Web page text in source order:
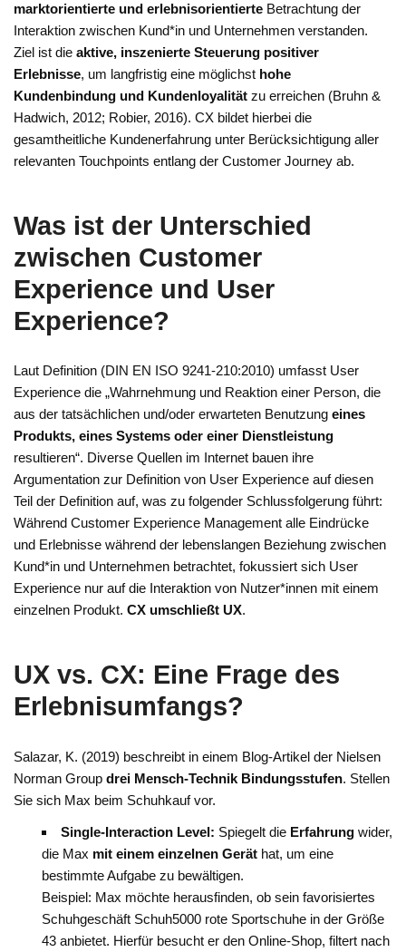
marktorientierte und erlebnisorientierte Betrachtung der
Interaktion zwischen Kund*in und Unternehmen verstanden.
Ziel ist dieaktive, inszenierte Steuerung positiver
Erlebnisse, um langfristig eine möglichst hohe
Kundenbindung und Kundenloyalitätzu erreichen (Bruhn &
Hadwich, 2012; Robier, 2016). CX bildet hierbei die
gesamtheitliche Kundenerfahrung unter Berücksichtigung aller
relevanten Touchpoints entlang der Customer Journey ab.
Was ist der Unterschied
zwischen Customer
Experience und User
Experience?
Laut Definition (DIN EN ISO 9241-210:2010) umfasst User
Experience die „Wahrnehmung und Reaktion einer Person, die
aus der tatsächlichen und/oder erwarteten Benutzungeines
Produkts, eines Systems oder einer Dienstleistung
resultieren“. Diverse Quellen im Internet bauen ihre
Argumentation zur Definition von User Experience auf diesen
Teil der Definition auf, was zu folgender Schlussfolgerung führt:
Während Customer Experience Management alle Eindrücke
und Erlebnisse während der lebenslangen Beziehung zwischen
Kund*in und Unternehmen betrachtet, fokussiert sich User
Experience nur auf die Interaktion von Nutzer*innen mit einem
einzelnen Produkt.CX umschließt UX.
UX vs. CX: Eine Frage des
Erlebnisumfangs?
Salazar, K. (2019) beschreibt in einem Blog-Artikel der Nielsen
Norman Groupdrei Mensch-Technik Bindungsstufen. Stellen
Sie sich Max beim Schuhkauf vor.
Single-Interaction Level: Spiegelt die Erfahrung wider,
die Max mit einem einzelnen Geräthat, um eine
bestimmte Aufgabe zu bewältigen.
Beispiel: Max möchte herausfinden, ob sein favorisiertes
Schuhgeschäft Schuh5000 rote Sportschuhe in der Größe
43 anbietet. Hierfür besucht er den Online-Shop, filtert nach